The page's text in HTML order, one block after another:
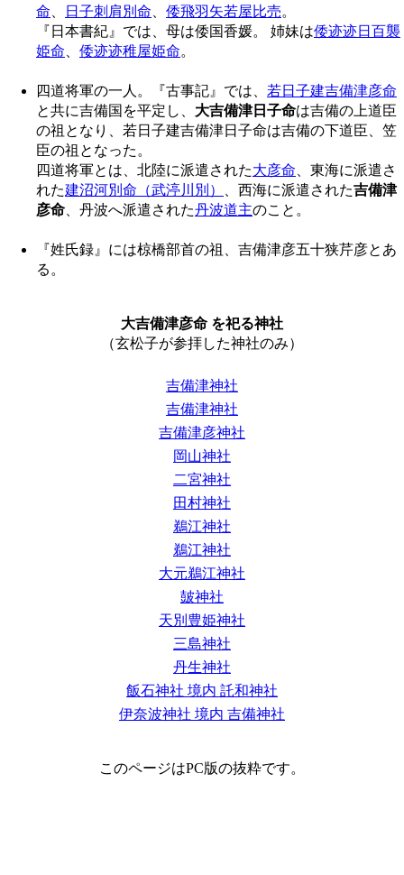
命
日子刺肩別命 倭飛羽矢若屋比売。
『日本書紀』では、母は倭国香媛。 姉妹は倭迹迹日百襲
姫命
倭迹迹稚屋姫命。
四道将軍の一人。『古事記』では、 若日子建吉備津彦命
と共に吉備国を平定し、 大吉備津日子命は吉備の上道臣
の祖となり、若日子建吉備津日子命は吉備の下道臣、笠
臣の祖となった。
四道将軍とは、北陸に派遣された大彦命 、東海に派遣さ
れた建沼河別命（武渟川別） 、西海に派遣された吉備津
彦命 、丹波へ派遣された丹波道主のこと。
『姓氏録』には椋橋部首の祖、吉備津彦五十狭芹彦とあ
る。
大吉備津彦命 を祀る神社
（玄松子が参拝した神社のみ）
吉備津神社
吉備津神社
吉備津彦神社
岡山神社
二宮神社
田村神社
鵜江神社
鵜江神社
大元鵜江神社
皷神社
天別豊姫神社
三島神社
丹生神社
飯石神社 境内 託和神社
伊奈波神社 境内 吉備神社
このページはPC版の抜粋です。